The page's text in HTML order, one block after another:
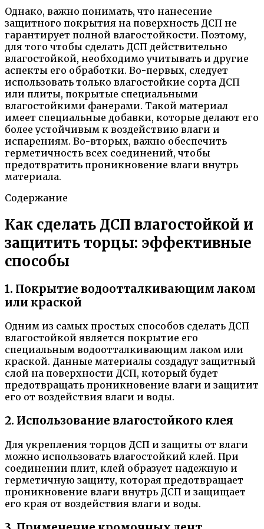
Однако, важно понимать, что нанесение
защитного покрытия на поверхность ДСП не
гарантирует полной влагостойкости. Поэтому,
для того чтобы сделать ДСП действительно
влагостойкой, необходимо учитывать и другие
аспекты его обработки. Во-первых, следует
использовать только влагостойкие сорта ДСП
или плиты, покрытые специальными
влагостойкими фанерами. Такой материал
имеет специальные добавки, которые делают его
более устойчивым к воздействию влаги и
испарениям. Во-вторых, важно обеспечить
герметичность всех соединений, чтобы
предотвратить проникновение влаги внутрь
материала.
Содержание
Как сделать ДСП влагостойкой и
защитить торцы: эффективные
способы
1. Покрытие водоотталкивающим лаком
или краской
Одним из самых простых способов сделать ДСП
влагостойкой является покрытие его
специальным водоотталкивающим лаком или
краской. Данные материалы создадут защитный
слой на поверхности ДСП, который будет
предотвращать проникновение влаги и защитит
его от воздействия влаги и воды.
2. Использование влагостойкого клея
Для укрепления торцов ДСП и защиты от влаги
можно использовать влагостойкий клей. При
соединении плит, клей образует надежную и
герметичную защиту, которая предотвращает
проникновение влаги внутрь ДСП и защищает
его края от воздействия влаги и воды.